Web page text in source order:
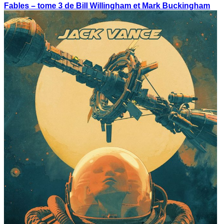
Fables – tome 3 de Bill Willingham et Mark Buckingham